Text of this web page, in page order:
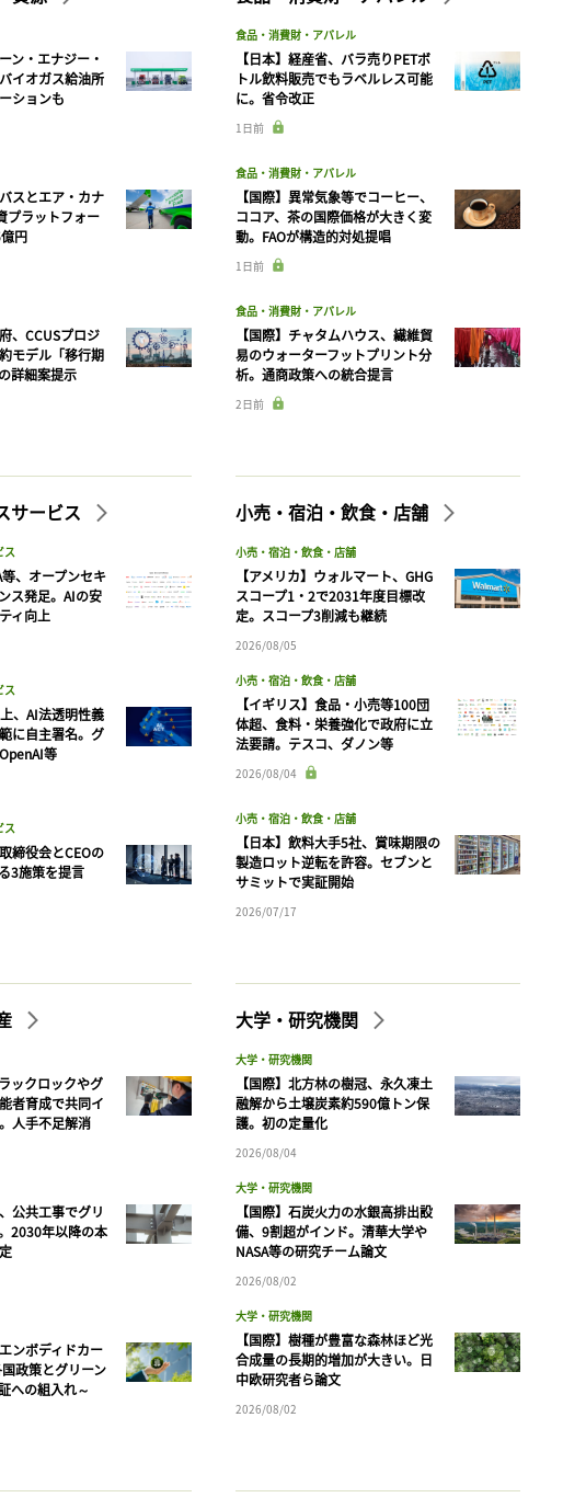
ン・エナジー・
イオガス給油所
ションも
スとエア・カナ
プラットフォー
円
、CCUSプロジ
モデル「移行期
詳細案提示
食品・消費財・アパレル
【日本】経産省、バラ売りPETボ
トル飲料販売でもラベルレス可能
に。省令改正
1日前
食品・消費財・アパレル
【国際】異常気象等でコーヒー、
ココア、茶の国際価格が大きく変
動。FAOが構造的対処提唱
1日前
食品・消費財・アパレル
【国際】チャタムハウス、繊維貿
易のウォーターフットプリント分
析。通商政策への統合提言
2日前
サービス
ス
等、オープンセキ
ス発足。AIの安
ィ向上
ス
、AI法透明性義
に自主署名。グ
等
ス
締役会とCEOの
3施策を提言
小売・宿泊・飲食・店舗
小売・宿泊・飲食・店舗
【アメリカ】ウォルマート、GHG
スコープ1・2で2031年度目標改
定。スコープ3削減も継続
2026/08/05
小売・宿泊・飲食・店舗
【イギリス】食品・小売等100団
体超、食料・栄養強化で政府に立
法要請。テスコ、ダノン等
2026/08/04
小売・宿泊・飲食・店舗
【日本】飲料大手5社、賞味期限の
製造ロット逆転を許容。セブンと
サミットで実証開始
2026/07/17
ックロックやグ
者育成で共同イ
人手不足解消
公共工事でグリ
2030年以降の本
ンボディドカー
政策とグリーン
への組入れ～
大学・研究機関
大学・研究機関
【国際】北方林の樹冠、永久凍土
融解から土壌炭素約590億トン保
護。初の定量化
2026/08/04
大学・研究機関
【国際】石炭火力の水銀高排出設
備、9割超がインド。清華大学や
NASA等の研究チーム論文
2026/08/02
大学・研究機関
【国際】樹種が豊富な森林ほど光
合成量の長期的増加が大きい。日
中欧研究者ら論文
2026/08/02
記事をお気に入りに保存するには
ログイン 会員登録